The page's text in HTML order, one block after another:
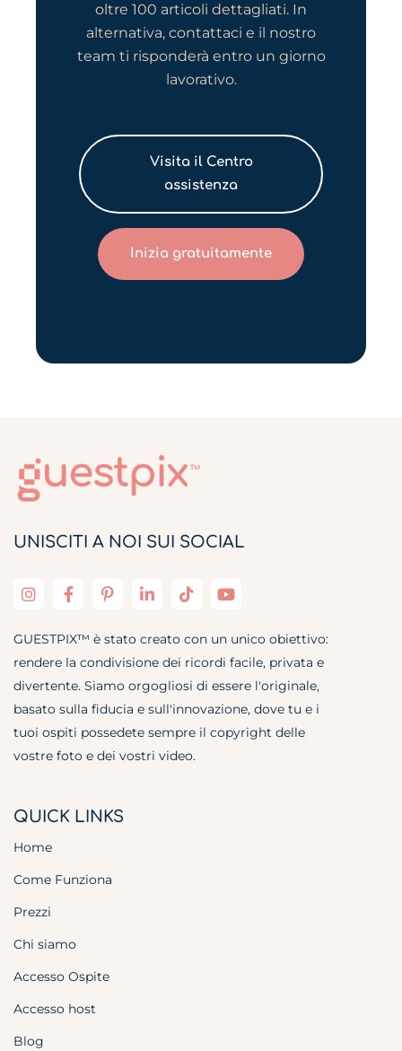
oltre 100 articoli dettagliati. In
alternativa, contattaci e il nostro
team ti risponderà entro un giorno
lavorativo.
Visita il Centro
assistenza
Inizia gratuitamente
UNISCITI A NOI SUI SOCIAL
GUESTPIX™ è stato creato con un unico obiettivo:
rendere la condivisione dei ricordi facile, privata e
divertente. Siamo orgogliosi di essere l'originale,
basato sulla fiducia e sull'innovazione, dove tu e i
tuoi ospiti possedete sempre il copyright delle
vostre foto e dei vostri video.
QUICK LINKS
Home
Come Funziona
Prezzi
Chi siamo
Accesso Ospite
Accesso host
Blog